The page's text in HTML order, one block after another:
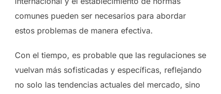
comunes pueden ser necesarios para abordar
estos problemas de manera efectiva.
Con el tiempo, es probable que las regulaciones se
vuelvan más sofisticadas y específicas, reflejando
no solo las tendencias actuales del mercado, sino